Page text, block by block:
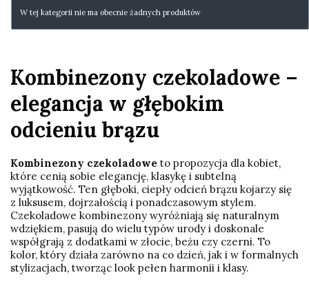
W tej kategorii nie ma obecnie żadnych produktów
Kombinezony czekoladowe –
elegancja w głębokim
odcieniu brązu
Kombinezony czekoladowe to propozycja dla kobiet,
które cenią sobie elegancję, klasykę i subtelną
wyjątkowość. Ten głęboki, ciepły odcień brązu kojarzy się
z luksusem, dojrzałością i ponadczasowym stylem.
Czekoladowe kombinezony wyróżniają się naturalnym
wdziękiem, pasują do wielu typów urody i doskonale
współgrają z dodatkami w złocie, beżu czy czerni. To
kolor, który działa zarówno na co dzień, jak i w formalnych
stylizacjach, tworząc look pełen harmonii i klasy.